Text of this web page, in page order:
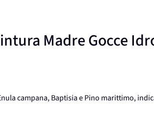
Madre Gocce
campana, Baptisia e Pino marittimo,